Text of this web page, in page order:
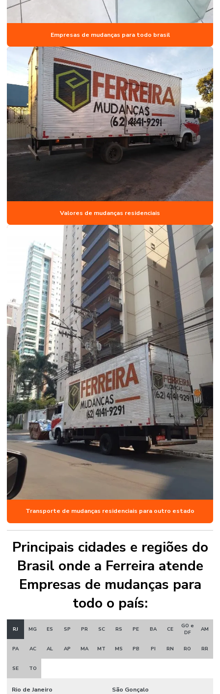
Empresas de mudanças para todo brasil
Valores de mudanças residenciais
Transporte de mudanças residenciais para outro estado
Principais cidades e regiões do
Brasil onde a Ferreira atende
Empresas de mudanças para
todo o país:
RJ MG ES SP PR SC RS PE BA CE
GO e
DF
AM
PA AC AL AP MA MT MS PB PI RN RO RR
SE TO
Rio de Janeiro São Gonçalo